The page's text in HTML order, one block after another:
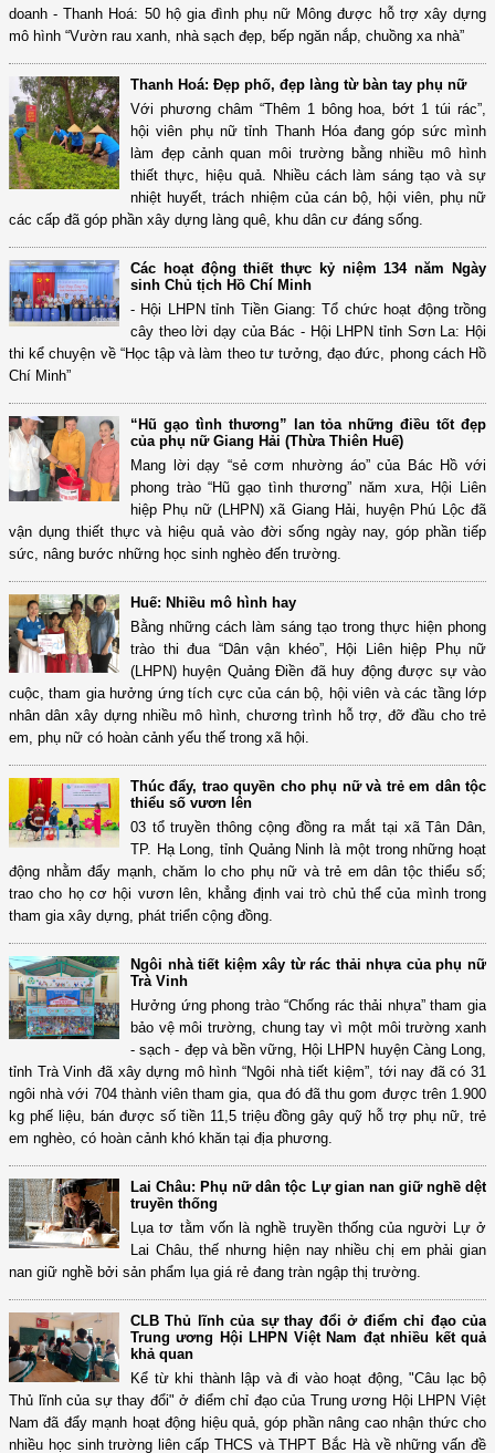
doanh - Thanh Hoá: 50 hộ gia đình phụ nữ Mông được hỗ trợ xây dựng
mô hình “Vườn rau xanh, nhà sạch đẹp, bếp ngăn nắp, chuồng xa nhà”
Thanh Hoá: Đẹp phố, đẹp làng từ bàn tay phụ nữ
Với phương châm “Thêm 1 bông hoa, bớt 1 túi rác”,
hội viên phụ nữ tỉnh Thanh Hóa đang góp sức mình
làm đẹp cảnh quan môi trường bằng nhiều mô hình
thiết thực, hiệu quả. Nhiều cách làm sáng tạo và sự
nhiệt huyết, trách nhiệm của cán bộ, hội viên, phụ nữ
các cấp đã góp phần xây dựng làng quê, khu dân cư đáng sống.
Các hoạt động thiết thực kỷ niệm 134 năm Ngày
sinh Chủ tịch Hồ Chí Minh
- Hội LHPN tỉnh Tiền Giang: Tổ chức hoạt động trồng
cây theo lời dạy của Bác - Hội LHPN tỉnh Sơn La: Hội
thi kể chuyện về “Học tập và làm theo tư tưởng, đạo đức, phong cách Hồ
Chí Minh”
“Hũ gạo tình thương” lan tỏa những điều tốt đẹp
của phụ nữ Giang Hải (Thừa Thiên Huế)
Mang lời dạy “sẻ cơm nhường áo” của Bác Hồ với
phong trào “Hũ gạo tình thương” năm xưa, Hội Liên
hiệp Phụ nữ (LHPN) xã Giang Hải, huyện Phú Lộc đã
vận dụng thiết thực và hiệu quả vào đời sống ngày nay, góp phần tiếp
sức, nâng bước những học sinh nghèo đến trường.
Huế: Nhiều mô hình hay
Bằng những cách làm sáng tạo trong thực hiện phong
trào thi đua “Dân vận khéo”, Hội Liên hiệp Phụ nữ
(LHPN) huyện Quảng Điền đã huy động được sự vào
cuộc, tham gia hưởng ứng tích cực của cán bộ, hội viên và các tầng lớp
nhân dân xây dựng nhiều mô hình, chương trình hỗ trợ, đỡ đầu cho trẻ
em, phụ nữ có hoàn cảnh yếu thế trong xã hội.
Thúc đẩy, trao quyền cho phụ nữ và trẻ em dân tộc
thiểu số vươn lên
03 tổ truyền thông cộng đồng ra mắt tại xã Tân Dân,
TP. Hạ Long, tỉnh Quảng Ninh là một trong những hoạt
động nhằm đẩy mạnh, chăm lo cho phụ nữ và trẻ em dân tộc thiểu số;
trao cho họ cơ hội vươn lên, khẳng định vai trò chủ thể của mình trong
tham gia xây dựng, phát triển cộng đồng.
Ngôi nhà tiết kiệm xây từ rác thải nhựa của phụ nữ
Trà Vinh
Hưởng ứng phong trào “Chống rác thải nhựa” tham gia
bảo vệ môi trường, chung tay vì một môi trường xanh
- sạch - đẹp và bền vững, Hội LHPN huyện Càng Long,
tỉnh Trà Vinh đã xây dựng mô hình “Ngôi nhà tiết kiệm”, tới nay đã có 31
ngôi nhà với 704 thành viên tham gia, qua đó đã thu gom được trên 1.900
kg phế liệu, bán được số tiền 11,5 triệu đồng gây quỹ hỗ trợ phụ nữ, trẻ
em nghèo, có hoàn cảnh khó khăn tại địa phương.
Lai Châu: Phụ nữ dân tộc Lự gian nan giữ nghề dệt
truyền thống
Lụa tơ tằm vốn là nghề truyền thống của người Lự ở
Lai Châu, thế nhưng hiện nay nhiều chị em phải gian
nan giữ nghề bởi sản phẩm lụa giá rẻ đang tràn ngập thị trường.
CLB Thủ lĩnh của sự thay đổi ở điểm chỉ đạo của
Trung ương Hội LHPN Việt Nam đạt nhiều kết quả
khả quan
Kể từ khi thành lập và đi vào hoạt động, "Câu lạc bộ
Thủ lĩnh của sự thay đổi" ở điểm chỉ đạo của Trung ương Hội LHPN Việt
Nam đã đẩy mạnh hoạt động hiệu quả, góp phần nâng cao nhận thức cho
nhiều học sinh trường liên cấp THCS và THPT Bắc Hà về những vấn đề